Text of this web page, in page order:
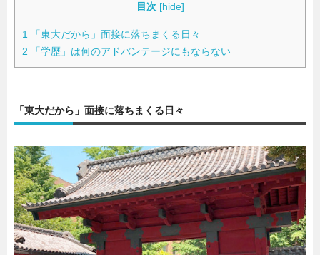
目次 [hide]
1
「東大だから」面接に落ちまくる日々
2 「学歴」は何のアドバンテージにもならない
「東大だから」面接に落ちまくる日々